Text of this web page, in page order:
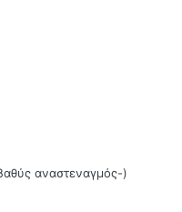
αναστεναγμός-)